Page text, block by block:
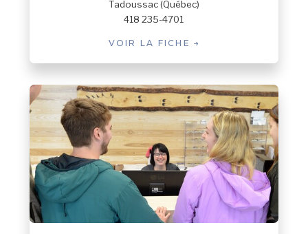
Tadoussac (Québec)
418 235-4701
VOIR LA FICHE